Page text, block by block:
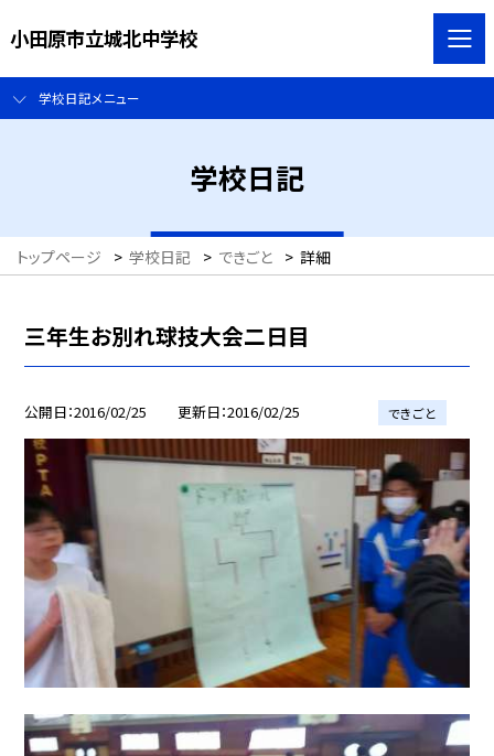
小田原市立城北中学校
学校日記メニュー
学校日記
トップページ > 学校日記 > できごと > 詳細
三年生お別れ球技大会二日目
公開日 2016/02/25 更新日 2016/02/25 できごと